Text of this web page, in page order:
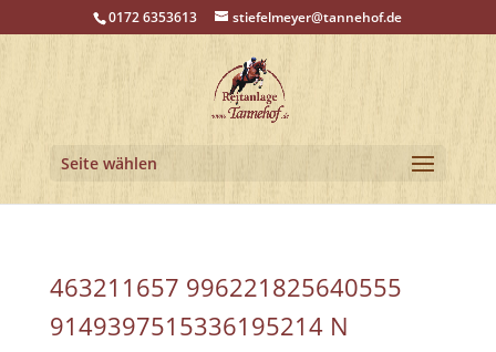
0172 6353613 stiefelmeyer@tannehof.de
Seite wählen
463211657 996221825640555
9149397515336195214 N